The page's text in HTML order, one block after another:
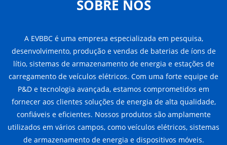
SOBRE NÓS
A EVBBC é uma empresa especializada em pesquisa,
desenvolvimento, produção e vendas de baterias de íons de
lítio, sistemas de armazenamento de energia e estações de
carregamento de veículos elétricos. Com uma forte equipe de
P&D e tecnologia avançada, estamos comprometidos em
fornecer aos clientes soluções de energia de alta qualidade,
confiáveis e eficientes. Nossos produtos são amplamente
utilizados em vários campos, como veículos elétricos, sistemas
de armazenamento de energia e dispositivos móveis.